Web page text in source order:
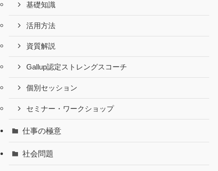
基礎知識
活用方法
資質解説
Gallup認定ストレングスコーチ
個別セッション
セミナー・ワークショップ
仕事の極意
社会問題